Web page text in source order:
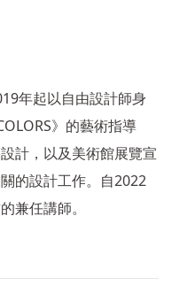
年起以自由設計師身
》的藝術指導
計，以及美術館展覽宣
的設計工作。自2022
兼任講師。